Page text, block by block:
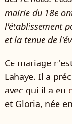
mairie du 18e
l'établissement
et la tenue de
Ce mariage
Lahaye. Il a
avec qui il a eu
et Gloria, née